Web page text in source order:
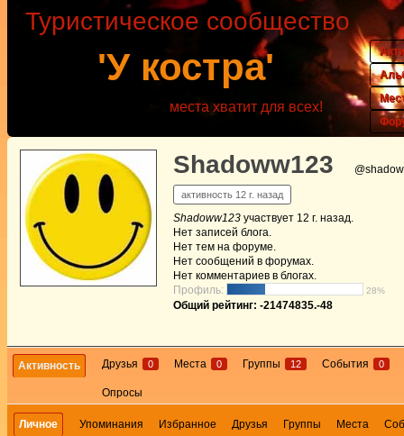
'У костра'
Туристическое сообщество
места хватит для всех!
Shadoww123
активность 12 г. назад
Shadoww123 участвует 12 г. назад.
Нет записей блога.
Нет тем на форуме.
Нет сообщений в форумах.
Нет комментариев в блогах.
Профиль:
28%
Общий рейтинг: -21474835.-48
Активность Друзья 0 Места 0 Группы 12 События 0
Опросы
Личное Упоминания Избранное Друзья Группы Места